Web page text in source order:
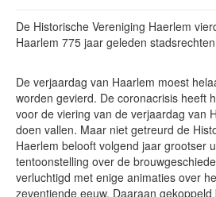
Lezen
Over ons
Contact
De Historische Vereniging Haerlem
Haarlem 775 jaar geleden
De verjaardag van Haarlem moest
worden gevierd. De coronacrisis heeft
voor de viering van de verjaardag van
doen vallen. Maar niet getreurd de
Haerlem belooft volgend jaar grootser
tentoonstelling over de
verluchtigd met enige animaties over
zeventiende eeuw. Daaraan